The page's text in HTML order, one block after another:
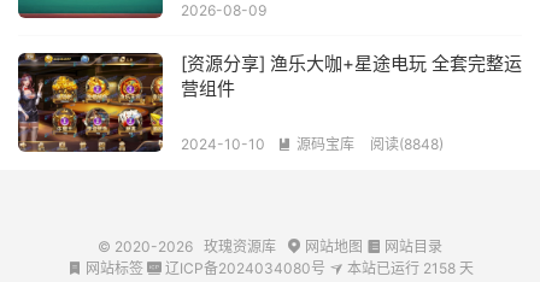
2026-08-09
[资源分享] 渔乐大咖+星途电玩 全套完整运
营组件
2024-10-10  源码宝库 阅读(8848)
© 2020-2026 玫瑰资源库  网站地图  网站目录
 网站标签 辽ICP备2024034080号  本站已运行 2158天